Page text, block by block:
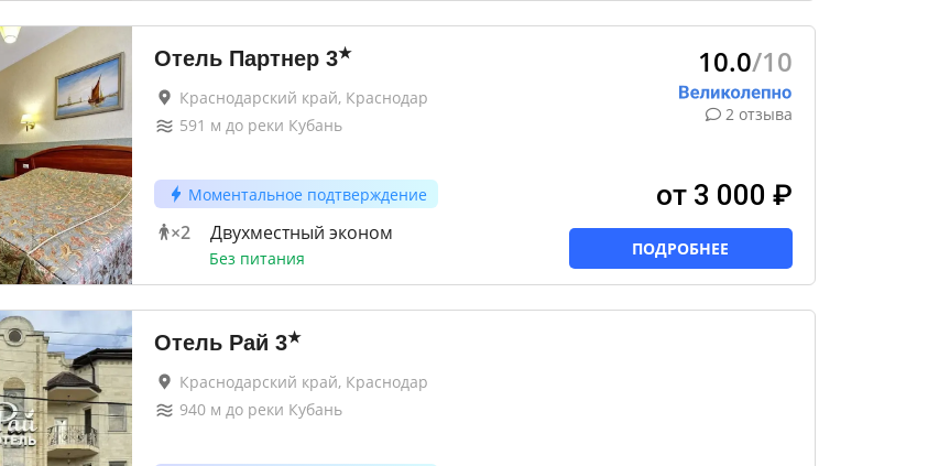
Отель Партнер 3★
Краснодарский край, Краснодар
591 м до реки Кубань
Моментальное подтверждение
×2 Двухместный эконом
Без питания
10.0/10
2 отзыва
от 3 000 ₽
ПОДРОБНЕЕ
Отель Рай 3★
Краснодарский край, Краснодар
940м до реки Кубань